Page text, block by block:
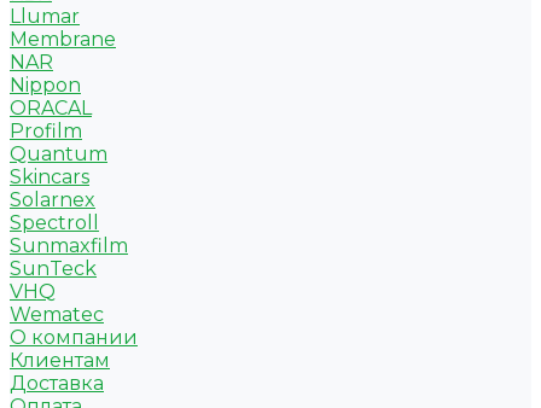
Llumar
Membrane
NAR
Nippon
ORACAL
Profilm
Quantum
Skincars
Solarnex
Spectroll
Sunmaxfilm
SunTeck
VHQ
Wematec
О компании
Клиентам
Доставка